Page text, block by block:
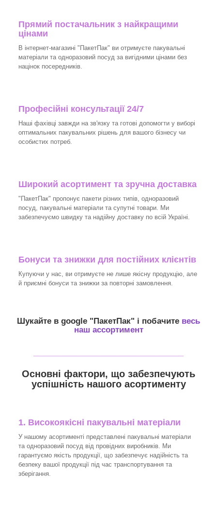
Прямий постачальник з найкращими
цінами
В інтернет-магазині "ПакетПак" ви отримуєте пакувальні
матеріали та одноразовий посуд за вигідними цінами без
націнок посередників.
Професійні консультації 24/7
Наші фахівці завжди на зв'язку та готові допомогти у виборі
оптимальних пакувальних рішень для вашого бізнесу чи
особистих потреб.
Широкий асортимент та зручна доставка
"ПакетПак" пропонує пакети різних типів, одноразовий
посуд, пакувальні матеріали та супутні товари. Ми
забезпечуємо швидку та надійну доставку по всій Україні.
Бонуси та знижки для постійних клієнтів
Купуючи у нас, ви отримуєте не лише якісну продукцію, але
й приємні бонуси та знижки за повторні замовлення.
Шукайте в google "ПакетПак" і побачите весь
наш ассортимент
Основні фактори, що забезпечують
успішність нашого асортименту
1. Високоякісні пакувальні матеріали
У нашому асортименті представлені пакувальні матеріали
та одноразовий посуд від провідних виробників. Ми
гарантуємо якість продукції, що забезпечує надійність та
безпеку вашої продукції під час транспортування та
зберігання.